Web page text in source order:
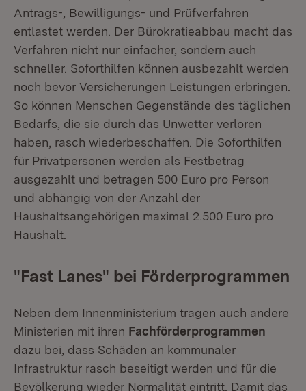
Antrags-, Bewilligungs- und Prüfverfahren
entlastet werden. Der Bürokratieabbau macht das
Verfahren nicht nur einfacher, sondern auch
schneller. Soforthilfen können ausbezahlt werden
noch bevor Versicherungen Leistungen erbringen.
So können Menschen Gegenstände des täglichen
Bedarfs, die sie durch das Unwetter verloren
haben, rasch wiederbeschaffen. Die Soforthilfen
für Privatpersonen werden als Festbetrag
ausgezahlt und betragen 500 Euro pro Person
und abhängig von der Anzahl der
Haushaltsangehörigen maximal 2.500 Euro pro
Haushalt.
"Fast Lanes" bei Förderprogrammen
Neben dem Innenministerium tragen auch andere
Ministerien mit ihren Fachförderprogrammen
dazu bei, dass Schäden an kommunaler
Infrastruktur rasch beseitigt werden und für die
Bevölkerung wieder Normalität eintritt. Damit das